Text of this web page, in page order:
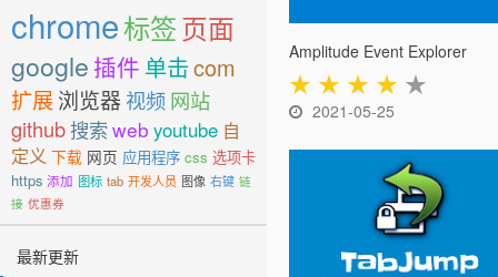
chrome标签页面
google 插件 单击com
扩展浏览器 视频网站
github搜索web youtube 自
定义 下载 网页 应用程序 css 选项卡
https 添加 图标 tab 开发人员 图像 右键 链
接 优惠券
最新更新
Amplitude Event Explorer
★ ★ ★ ★ ★
2021-05-25